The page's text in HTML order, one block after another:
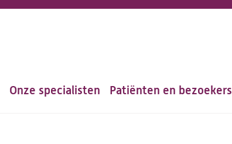
Onze specialisten Patiënten en bezoekers